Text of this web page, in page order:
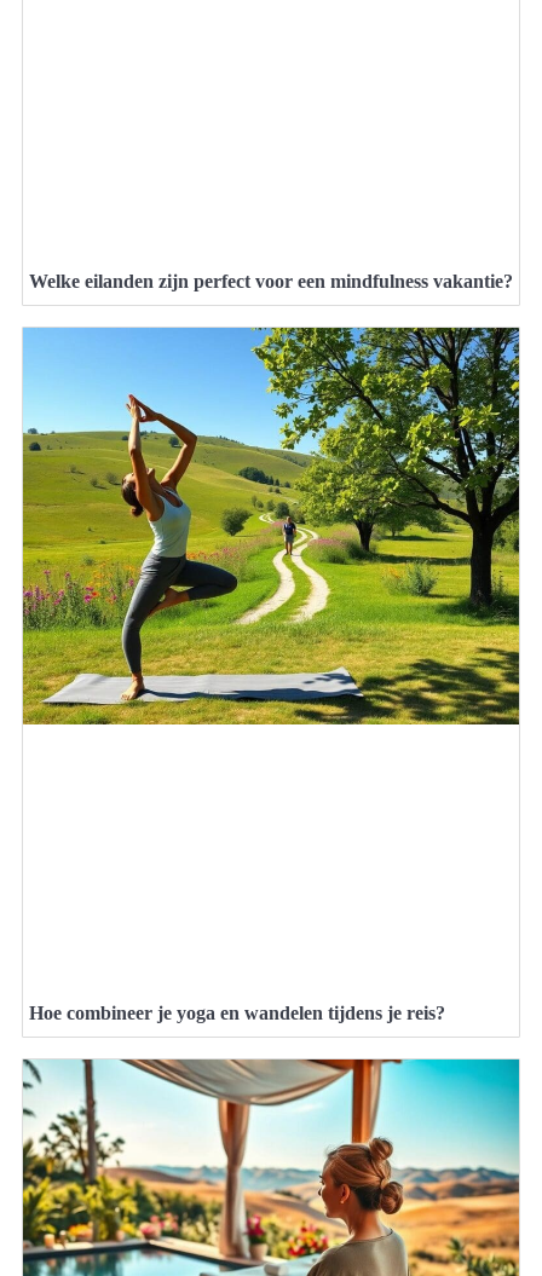
Welke eilanden zijn perfect voor een mindfulness vakantie?
Hoe combineer je yoga en wandelen tijdens je reis?